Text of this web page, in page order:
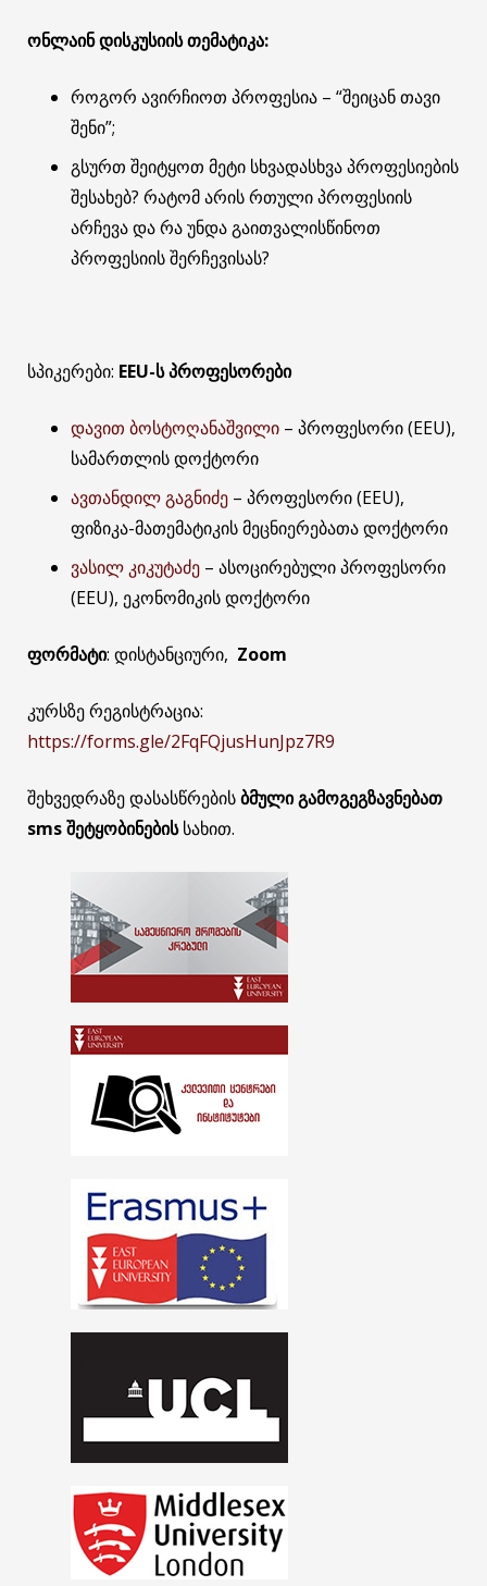
ონლაინ დისკუსიის თემატიკა:
როგორ ავირჩიოთ პროფესია – “შეიცან თავი
შენი”;
გსურთ შეიტყოთ მეტი სხვადასხვა პროფესიების
შესახებ? რატომ არის რთული პროფესიის
არჩევა და რა უნდა გაითვალისწინოთ
პროფესიის შერჩევისას?
სპიკერები: EEU-ს პროფესორები
დავით ბოსტოღანაშვილი – პროფესორი (EEU),
სამართლის დოქტორი
ავთანდილ გაგნიძე – პროფესორი (EEU),
ფიზიკა-მათემატიკის მეცნიერებათა დოქტორი
ვასილ კიკუტაძე – ასოცირებული პროფესორი
(EEU), ეკონომიკის დოქტორი
ფორმატი: დისტანციური, Zoom
კურსზე რეგისტრაცია:
https://forms.gle/2FqFQjusHunJpz7R9
შეხვედრაზე დასასწრებისბმული გამოგეგზავნებათ
sms შეტყობინებისსახით.